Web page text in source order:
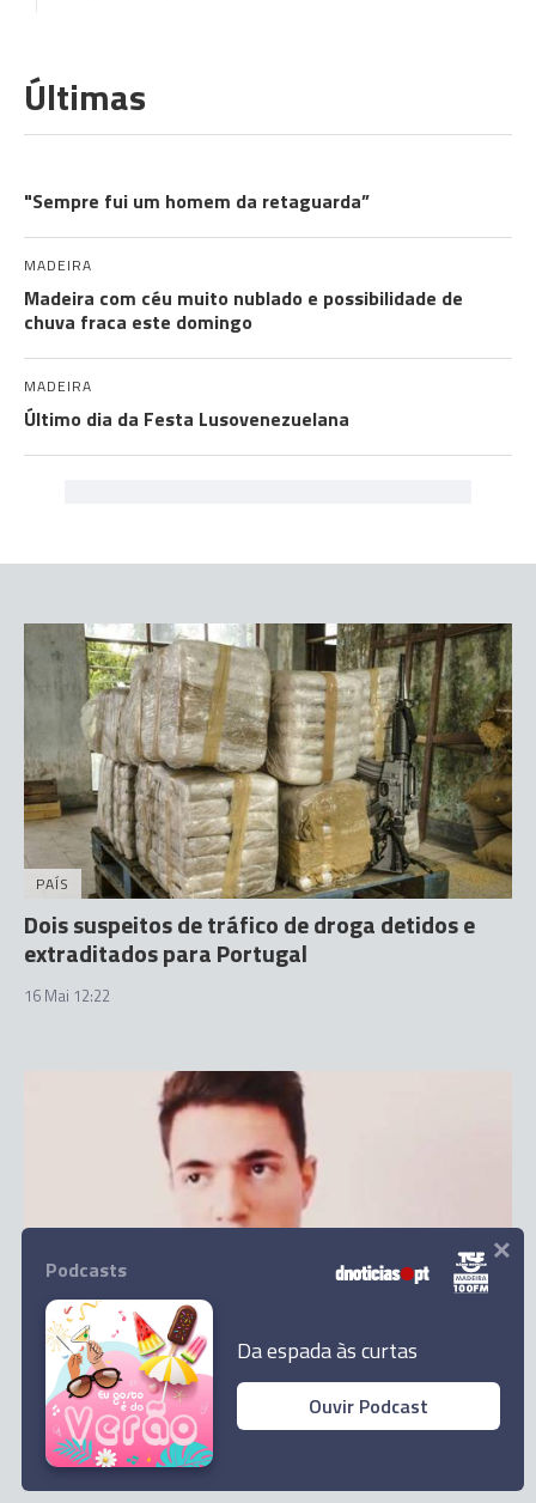
Últimas
"Sempre fui um homem da retaguarda”
MADEIRA
Madeira com céu muito nublado e possibilidade de
chuva fraca este domingo
MADEIRA
Último dia da Festa Lusovenezuelana
PAÍS
Dois suspeitos de tráfico de droga detidos e
extraditados para Portugal
16 Mai 12:22
PAÍS
Suspeito de matar estudante de psicologia em
Lisboa fica em prisão preventiva
30 Mai 16:12
Podcasts
Da espada às curtas
Ouvir Podcast
×